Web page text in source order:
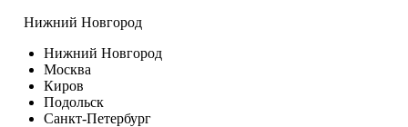
Нижний Новгород
Нижний Новгород
Москва
Киров
Подольск
Санкт-Петербург